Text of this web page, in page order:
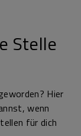
Stelle
Hier
wenn
für dich